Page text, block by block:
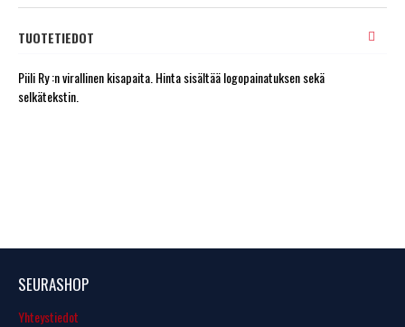
TUOTETIEDOT
Piili Ry :n virallinen kisapaita. Hinta sisältää logopainatuksen sekä
selkätekstin.
SEURASHOP
Yhteystiedot